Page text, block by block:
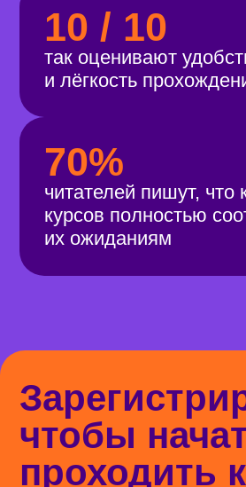
Как продавать
на Wildberries
Отвечаем
на частые